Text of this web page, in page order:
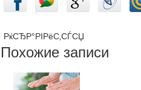
РќСЂР°РІРёС‚СЃСЏ
Похожие записи